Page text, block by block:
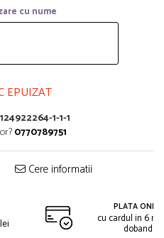
cu nume
EPUIZAT
1-1-1
0770789751
Cere informatii
PLATA
cu cardul in 6
dobanda